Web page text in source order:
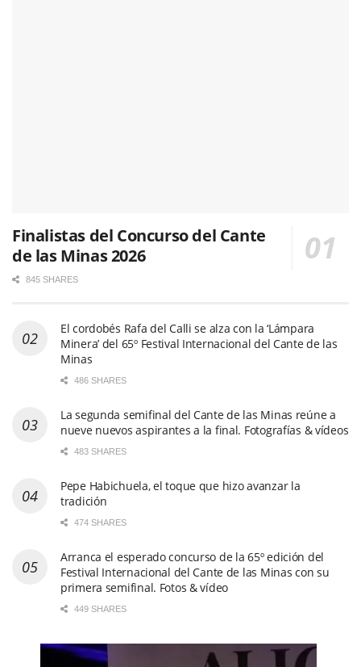
Finalistas del Concurso del Cante
de las Minas 2026
845 SHARES
El cordobés Rafa del Calli se alza con la ‘Lámpara
Minera’ del 65º Festival Internacional del Cante de las
Minas
486 SHARES
La segunda semifinal del Cante de las Minas reúne a
nueve nuevos aspirantes a la final. Fotografías & vídeos
483 SHARES
Pepe Habichuela, el toque que hizo avanzar la
tradición
474 SHARES
Arranca el esperado concurso de la 65º edición del
Festival Internacional del Cante de las Minas con su
primera semifinal. Fotos & vídeo
449 SHARES